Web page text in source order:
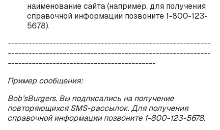
наименование сайта (например, для получения
справочной информации позвоните 1-800-123-
5678).
-----------------------------------------------------------
-----------------------------------------------------------
-------------------------------------------
Пример сообщения:
Bob’sBurgers. Вы подписались на получение
повторяющихсяSMS-рассылок. Для получения
справочной информации позвоните 1-800-123-5678.